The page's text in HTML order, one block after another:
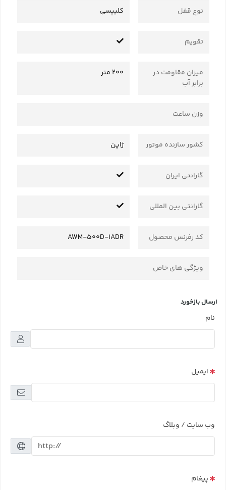
نوع قفل کلیپسی
تقویم
میزان مقاومت در
برابر آب
200 متر
وزن ساعت
کشور سازنده موتور ژاپن
گارانتی ایران
گارانتی بین المللی
کد رفرنس محصول AWM-500D-1ADR
ویژگی های خاص
ارسال بازخورد
نام
ایمیل
وب سایت / وبلاگ
پیغام